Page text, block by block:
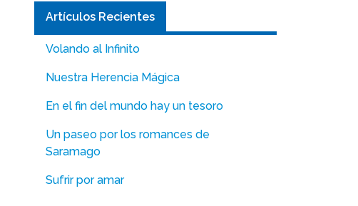
Artículos Recientes
Volando al Infinito
Nuestra Herencia Mágica
En el fin del mundo hay un tesoro
Un paseo por los romances de
Saramago
Sufrir por amar